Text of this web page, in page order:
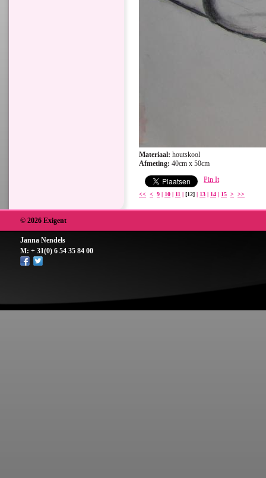
Materiaal: houtskool
Afmeting: 40cm x 50cm
Pin It
<< < 9 | 10 | 11 | [12] | 13 | 14 | 15 > >>
© 2026 Exigent
Janna Nendels
M: + 31(0) 6 54 35 84 00